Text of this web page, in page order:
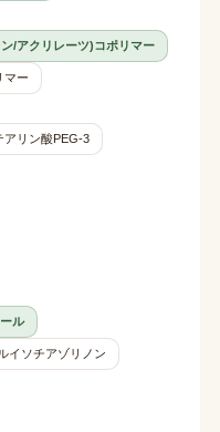
/アクリレーツ)コポリマー
マー
アリン酸PEG-3
ル
イソチアゾリノン